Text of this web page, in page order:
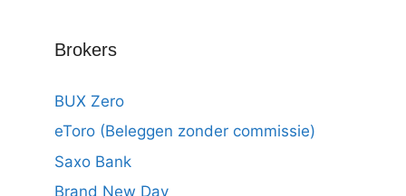
Brokers
BUX Zero
eToro (Beleggen zonder commissie)
Saxo Bank
Brand New Day